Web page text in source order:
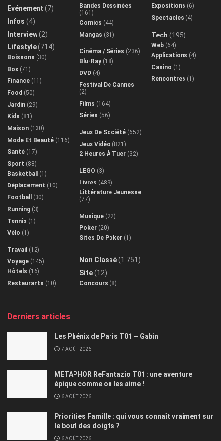
Evénement (7)
Infos (4)
Interview(2)
Lifestyle(714)
Boissons (30)
Box (71)
Finance (11)
Food (50)
Jardin (29)
Kids (81)
Maison (130)
Mode Et Beauté (116)
Santé (17)
Sport (88)
Basketball
(1)
Déplacement (10)
Football
(30)
Running (3)
Tennis (1)
Vélo (1)
Travail (12)
Voyage (145)
Hôtels (16)
Restaurants (10)
Bandes Dessinées
(161)
Comics (44)
Mangas (31)
Cinéma / Séries (236)
Blu-Ray(18)
DVD (4)
Festival De Cannes
(2)
Films (164)
Séries (56)
Jeux De Société (652)
Jeux Vidéo (821)
2 Heures À Tuer (32)
LEGO (3)
Livres (489)
Littérature Jeunesse
(77)
Musique (22)
Poker (20)
Sites De Poker (1)
Non Classé(1 751)
Site(12)
Concours (8)
Expositions (6)
Spectacles (4)
Tech (195)
Web (64)
Applications (4)
Casino (1)
Rencontres (1)
Derniers articles
Les Phénix de Paris T01 – Gabin
7 AOÛT 2026
METAPHOR ReFantazio T01 : une aventure
épique comme on les aime !
6 AOÛT 2026
Priorities Famille : qui vous connaît vraiment sur
le bout des doigts ?
6 AOÛT 2026